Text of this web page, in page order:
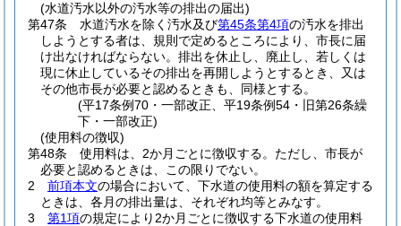
(水道汚水以外の汚水等の排出の届出)
第47条
水道汚水を除く汚水及び第45条第4項の汚水を排出
しようとする者は、規則で定めるところにより、市長に届
け出なければならない。 排出を休止し、廃止し、若しくは
現に休止しているその排出を再開しようとするとき、又は
その他市長が必要と認めるときも、同様とする。
(平17条例70・一部改正、平19条例54・旧第26条繰
下・一部改正)
(使用料の徴収)
第48条
使用料は、2か月ごとに徴収する。 ただし、市長が
必要と認めるときは、この限りでない。
2
前項本文の場合において、下水道の使用料の額を算定する
ときは、各月の排出量は、それぞれ均等とみなす。
3
第1項の規定により2か月ごとに徴収する下水道の使用料